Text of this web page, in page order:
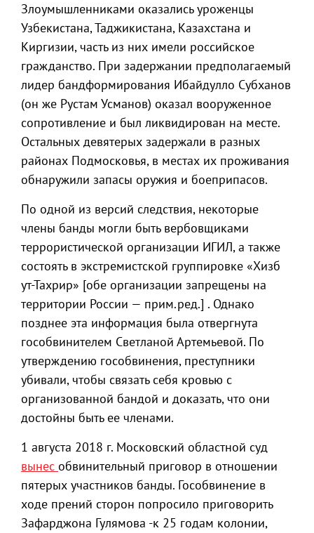
Злоумышленниками оказались уроженцы
Узбекистана, Таджикистана, Казахстана и
Киргизии, часть из них имели российское
гражданство. При задержании предполагаемый
лидер бандформирования Ибайдулло Субханов
(он же Рустам Усманов) оказал вооруженное
сопротивление и был ликвидирован на месте.
Остальных девятерых задержали в разных
районах Подмосковья, в местах их проживания
обнаружили запасы оружия и боеприпасов.
По одной из версий следствия, некоторые
члены банды могли быть вербовщиками
террористической организации ИГИЛ, а также
состоять в экстремистской группировке «Хизб
ут-Тахрир» [обе организации запрещены на
территории России — прим.ред.] . Однако
позднее эта информация была отвергнута
гособвинителем Светланой Артемьевой. По
утверждению гособвинения, преступники
убивали, чтобы связать себя кровью с
организованной бандой и доказать, что они
достойны быть ее членами.
1 августа 2018 г. Московский областной суд
вынес обвинительный приговор в отношении
пятерых участников банды. Гособвинение в
ходе прений сторон попросило приговорить
Зафарджона Гулямова -к 25 годам колонии,